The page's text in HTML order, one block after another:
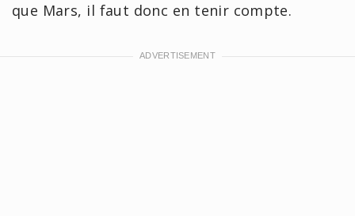
que Mars, il faut donc en tenir compte.